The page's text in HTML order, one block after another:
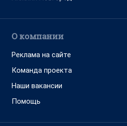
О компании
Реклама на сайте
Команда проекта
Наши вакансии
Помощь